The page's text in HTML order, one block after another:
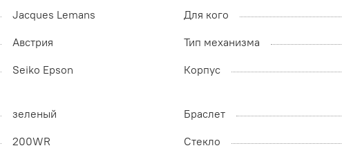
Jacques Lemans Для кого
Австрия Тип механизма
Seiko Epson Корпус
зеленый Браслет
200WR Стекло